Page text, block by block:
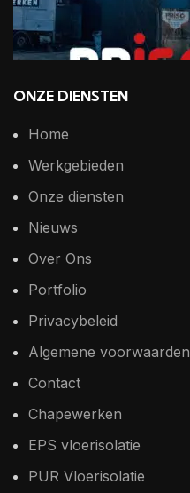
ONZE DIENSTEN
Home
Werkgebieden
Onze diensten
Nieuws
Over Ons
Portfolio
Privacybeleid
Algemene voorwaarden
Contact
Chapewerken
EPS vloerisolatie
PUR Vloerisolatie